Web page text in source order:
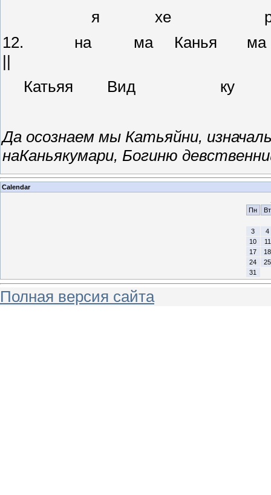
я хе
12. на ма Канья ма
||
Катьяя
Да осознаем мы Катьяйни,
наКаньякумари, Богиню
Calendar
Пн
Вт
3
4
10
11
17
18
24
25
31
Полная версия сайта